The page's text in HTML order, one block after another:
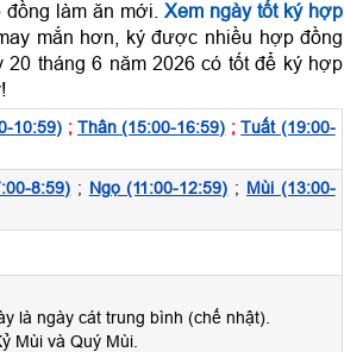
đồng làm ăn mới.Xem ngày tốt ký hợp
mắn hơn, ký được nhiều hợp đồng
tháng 6 năm 2026 có tốt để ký hợp
10:59) ;Thân (15:00-16:59) ;Tuất (19:00-
8:59) ; Ngọ (11:00-12:59) ; Mùi (13:00-
là ngày cát trung bình (chế nhật).
Mùi và Quý Mùi.